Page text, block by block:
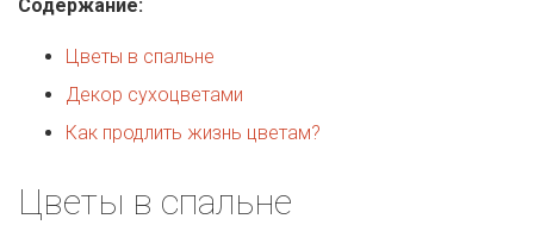
Содержание:
Цветы в спальне
Декор сухоцветами
Как продлить жизнь цветам?
Цветы в спальне